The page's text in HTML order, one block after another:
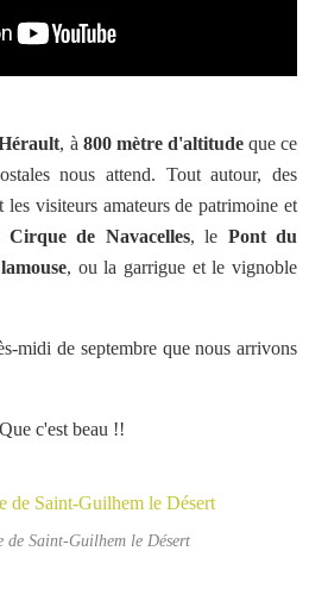
, à 800 mètre d'altitudeque ce
nous attend. Tout autour, des
les visiteurs amateurs de patrimoine et
Cirque de Navacelles, le Pont du
, ou la garrigue et le vignoble
midi de septembre que nous arrivons
c'est beau !!
de Saint-Guilhem le Désert